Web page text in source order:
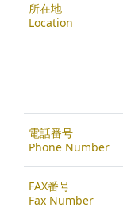
所在地
Location
電話番号
Phone Number
FAX番号
Fax Number